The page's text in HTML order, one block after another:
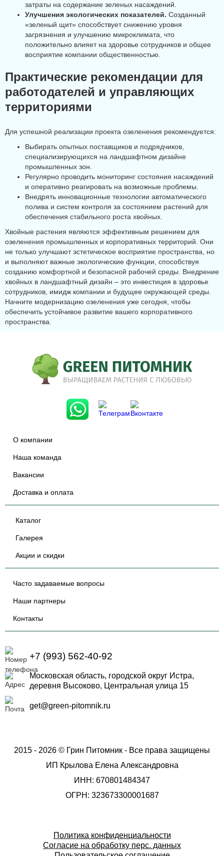
затраты на содержание зеленых насаждений.
Улучшения экологических показателей. Созданный
«зеленый щит» способствует снижению уровня
загрязнения и улучшению микроклимата, что
положительно влияет на здоровье сотрудников и общее
восприятие компании общественностью.
Практические рекомендации для
работодателей и управляющих
территориями
Для успешной реализации проекта озеленения рекомендуется:
Выбирать опытных поставщиков и подрядчиков,
специализирующихся на ландшафтном дизайне
промышленных зон.
Регулярно проводить мониторинг состояния насаждений
и оперативно реагировать на возможные проблемы.
Внедрять инновационные технологии автоматического
полива и систем контроля за состоянием растений для
обеспечения стабильного роста хвойных.
Хвойные растения являются эффективным решением для
озеленения промышленных и корпоративных территорий. Они
не только улучшают эстетическое восприятие пространства, но
и выполняют важные экологические функции, способствуя
созданию комфортной и безопасной рабочей среды. Внедрение
хвойных в ландшафтный дизайн – это инвестиция в здоровье
сотрудников, имидж компании и будущее окружающей среды.
Начните модернизацию озеленения уже сегодня, чтобы
обеспечить устойчивое развитие вашего корпоративного
пространства.
О компании
Наша команда
Вакансии
Доставка и оплата
Каталог
Галерея
Акции и скидки
Часто задаваемые вопросы
Наши партнеры
Контакты
+7 (993) 562-40-92
Московская область, городской округ Истра,
деревня Высоково, Центральная улица 15
get@green-pitomnik.ru
2015 - 2026 © Грин Питомник - Все права защищены
ИП Крылова Елена Александровна
ИНН: 670801484347
ОГРН: 323673300001687
Политика конфиденциальности
Согласие на обработку перс. данных